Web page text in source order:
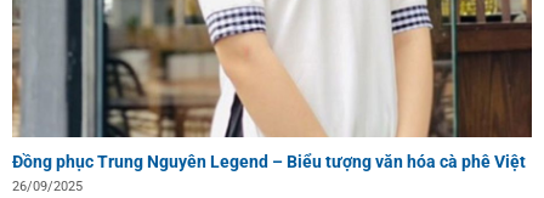
Đồng phục Trung Nguyên Legend – Biểu tượng văn hóa cà phê Việt
26/09/2025